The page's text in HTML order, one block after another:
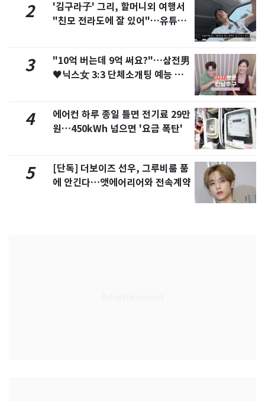
2
'김구라子' 그리, 할머니외 여행서
"친모 전라도에 잘 있어"…유튜브
3
"10억 버는데 9억 써요?"…삼전男
♥닉스女 3:3 단체소개팅 예능 화
4
에어컨 하루 종일 틀면 전기료 29만
원…450kWh 넘으면 '요금 폭탄'
5
[단독] 더보이즈 선우, 그루비룸 품
에 안긴다…앳에어리어와 전속계약